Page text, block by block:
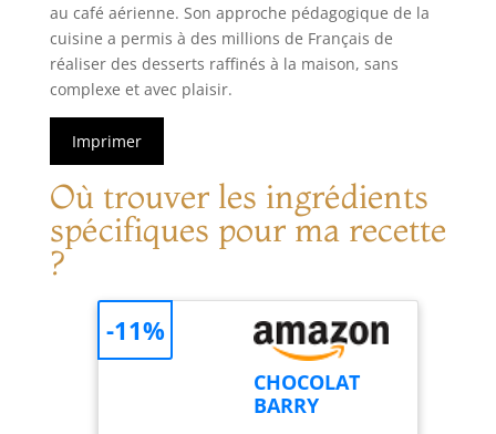
au café aérienne. Son approche pédagogique de la
cuisine a permis à des millions de Français de
réaliser des desserts raffinés à la maison, sans
complexe et avec plaisir.
Imprimer
Où trouver les ingrédients
spécifiques pour ma recette
?
CHOCOLAT
BARRY
-11%